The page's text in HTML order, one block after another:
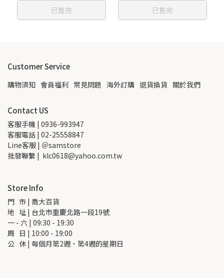
已售完 已售完
Customer Service
購物須知 會員福利 常見問題 海外訂購 退貨換貨 關於我們
Contact US
客服手機 | 0936-993947
客服電話 | 02-25558847
Line客服 | ＠samstore
批發聯繫 |  klc0618@yahoo.com.tw
Store Info
門   市 | 喬大百貨
地   址 | 台北市重慶北路一段19號
一 - 六 | 09:30 - 19:30
周   日 | 10:00 - 19:00
公   休 | 每個月第2週、第4週的星期日